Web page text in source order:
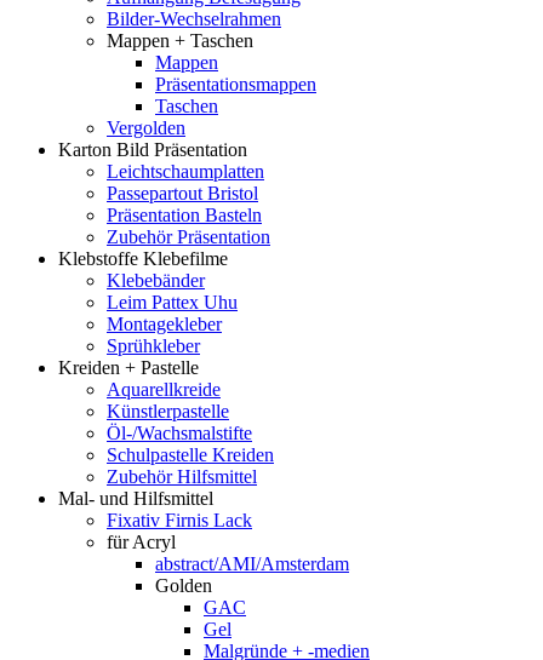
Bilder-Wechselrahmen
Mappen + Taschen
Mappen
Präsentationsmappen
Taschen
Vergolden
Karton Bild Präsentation
Leichtschaumplatten
Passepartout Bristol
Präsentation Basteln
Zubehör Präsentation
Klebstoffe Klebefilme
Klebebänder
Leim Pattex Uhu
Montagekleber
Sprühkleber
Kreiden + Pastelle
Aquarellkreide
Künstlerpastelle
Öl-/Wachsmalstifte
Schulpastelle Kreiden
Zubehör Hilfsmittel
Mal- und Hilfsmittel
Fixativ Firnis Lack
für Acryl
abstract/AMI/Amsterdam
Golden
GAC
Gel
Malgründe + -medien